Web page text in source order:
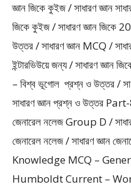
জ্ঞান জিকে কুইজ / সাধারণ জ্ঞান
জিকে কুইজ / সাধারণ জ্ঞান জিকে
উত্তর / সাধারণ জ্ঞান MCQ /
ইন্টারভিউয়ে জন্য / সাধারণ জ্ঞান
– বিশ্ব ভূগোল প্রশ্ন ও উত্তর /
সাধারণ জ্ঞান প্রশ্ন ও উত্তর Part-
জেনারেল নলেজ Group D /
জেনারেল নলেজ / সাধারণ জ্ঞান
Knowledge MCQ –
Humboldt Current –